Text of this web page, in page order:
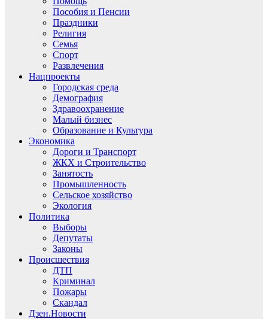
Пособия и Пенсии
Праздники
Религия
Семья
Спорт
Развлечения
Нацпроекты
Городская среда
Демография
Здравоохранение
Малый бизнес
Образование и Культура
Экономика
Дороги и Транспорт
ЖКХ и Строительство
Занятость
Промышленность
Сельское хозяйство
Экология
Политика
Выборы
Депутаты
Законы
Происшествия
ДТП
Криминал
Пожары
Скандал
Дзен.Новости